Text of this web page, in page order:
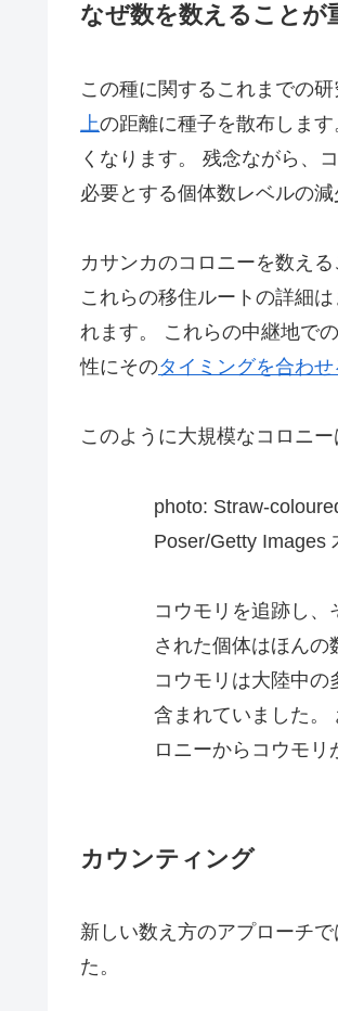
なぜ数を数えることが
この種に関するこれまでの
上の距離に種子を散布しま
くなります。 残念ながら、
必要とする個体数レベルの
カサンカのコロニーを数え
これらの移住ルートの詳細
れます。 これらの中継地で
性にそのタイミングを合わせ
このように大規模なコロニ
photo: Straw-
Poser/Getty Images
コウモリを追跡し
された個体はほんの
コウモリは大陸中の
含まれていました。
ロニーからコウモ
カウンティング
新しい数え方のアプローチ
た。